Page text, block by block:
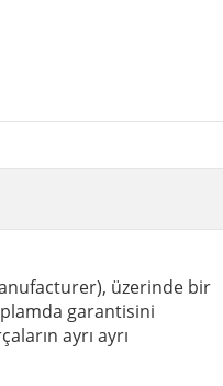
üzerinde bir
garantisini
ayrı ayrı